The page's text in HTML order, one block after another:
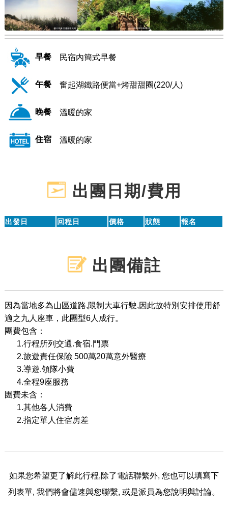
早餐 民宿內簡式早餐
午餐 奮起湖鐵路便當+烤甜甜圈(220/人)
晚餐 溫暖的家
住宿 溫暖的家
出團日期/費用
出發日 回程日 價格 狀態 報名
出團備註
因為當地多為山區道路,限制大車行駛,因此故特別安排使用舒
適之九人座車，此團型6人成行。
團費包含：
1.行程所列交通.食宿.門票
2.旅遊責任保險 500萬20萬意外醫療
3.導遊.領隊小費
4.全程9座服務
團費未含：
1.其他各人消費
2.指定單人住宿房差
如果您希望更了解此行程,除了電話聯繫外, 您也可以填寫下
列表單, 我們將會儘速與您聯繫, 或是派員為您說明與討論。